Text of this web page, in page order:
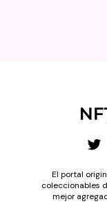
El portal
coleccionables
mejor